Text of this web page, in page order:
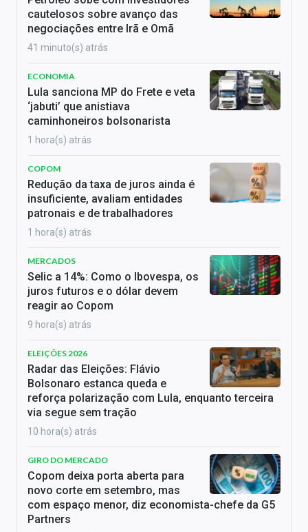
cautelosos sobre avanço das
negociações entre Irã e Omã
41 minuto(s) atrás
ECONOMIA
Lula sanciona MP do Frete e veta
‘jabuti’ que anistiava
caminhoneiros bolsonarista
1 hora(s) atrás
COPOM
Redução da taxa de juros ainda é
insuficiente, avaliam entidades
patronais e de trabalhadores
1 hora(s) atrás
MERCADOS
Selic a 14%: Como o Ibovespa, os
juros futuros e o dólar devem
reagir ao Copom
9 hora(s) atrás
ELEIÇÕES 2026
Radar das Eleições: Flávio
Bolsonaro estanca queda e
reforça polarização com Lula, enquanto terceira
via segue sem tração
10 hora(s) atrás
GIRO DO MERCADO
Copom deixa porta aberta para
novo corte em setembro, mas
com espaço menor, diz economista-chefe da G5
Partners